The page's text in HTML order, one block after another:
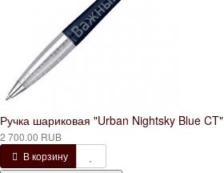
Ручка шариковая "Urban Nightsky Blue CT"
2 700.00 RUB
В корзину